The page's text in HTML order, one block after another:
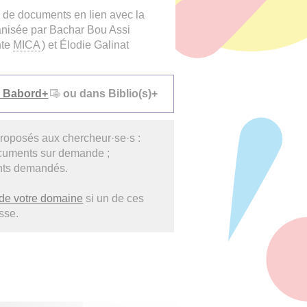
documents en lien avec la
par Bachar Bou Assi
MICA) et Élodie Galinat
Babord+ ou dans Biblio(s)+
aux chercheur·se·s :
sur demande ;
demandés.
votre domaine si un de ces